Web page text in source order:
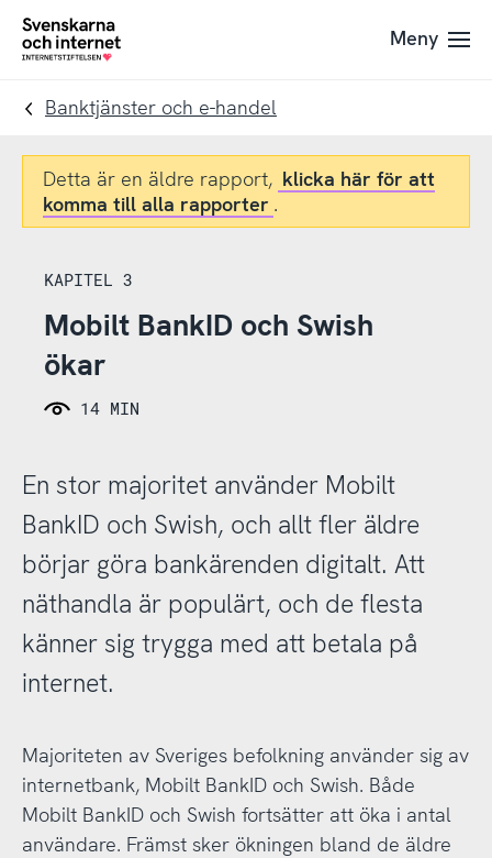
Till
navigation
Till
innehåll
To
Meny
Banktjänster och e-handel
Detta är en äldre rapport, klicka här för att
komma till alla rapporter .
KAPITEL 3
Mobilt BankID och Swish
ökar
14 MIN
En stor majoritet använder Mobilt
BankID och Swish, och allt fler äldre
börjar göra bankärenden digitalt. Att
näthandla är populärt, och de flesta
känner sig trygga med att betala på
internet.
Majoriteten av Sveriges befolkning använder sig av
internetbank, Mobilt BankID och Swish. Både
Mobilt BankID och Swish fortsätter att öka i antal
användare. Främst sker ökningen bland de äldre